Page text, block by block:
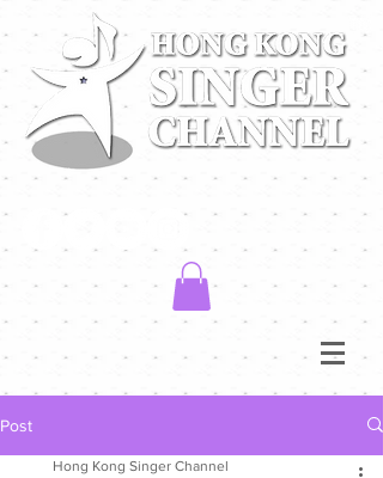
Post
Hong Kong Singer Channel